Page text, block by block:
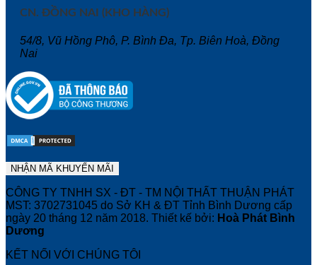
CN. ĐỒNG NAI (KHO HÀNG)
54/8, Vũ Hồng Phô, P. Bình Đa, Tp. Biên Hoà, Đồng
Nai
CÔNG TY TNHH SX - ĐT - TM NỘI THẤT THUẬN PHÁT
MST: 3702731045 do Sở KH & ĐT Tỉnh Bình Dương cấp
ngày 20 tháng 12 năm 2018. Thiết kế bởi: Hoà Phát Bình
Dương
KẾT NỐI VỚI CHÚNG TÔI